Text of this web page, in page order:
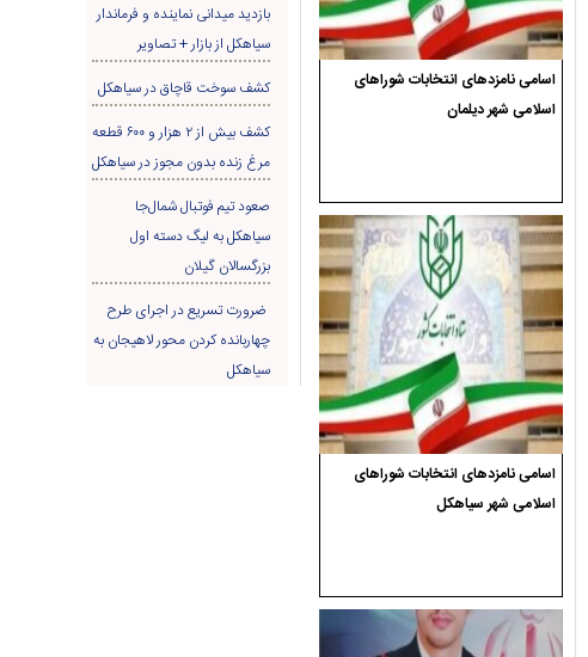
اسامی نامزدهای انتخابات شوراهای
اسلامی شهر دیلمان
اسامی نامزدهای انتخابات شوراهای
اسلامی شهر سیاهکل
بازدید میدانی نماینده و فرماندار
سیاهکل از بازار + تصاویر
کشف سوخت قاچاق در سياهکل
کشف بیش از ۲ هزار و ۶۰۰ قطعه
مرغ زنده بدون مجوز در سیاهکل
صعود تیم فوتبال شمال‌جا‌
سیاهکل به لیگ دسته اول
بزرگسالان گیلان
ضرورت تسریع در اجرای طرح
چهاربانده کردن محور لاهیجان به
سیاهکل